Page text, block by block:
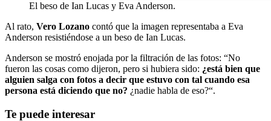
El beso de Ian Lucas y Eva Anderson.
Al rato, Vero Lozano contó que la imagen representaba a Eva
Anderson resistiéndose a un beso de Ian Lucas.
Anderson se mostró enojada por la filtración de las fotos: “No
fueron las cosas como dijeron, pero si hubiera sido: ¿está bien que
alguien salga con fotos a decir que estuvo con tal cuando esa
persona está diciendo que no? ¿nadie habla de eso?“.
Te puede interesar